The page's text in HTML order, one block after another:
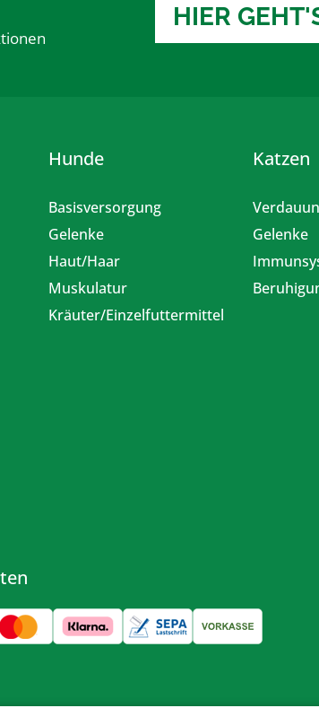
HIER
Hunde
Basisversorgung
Gelenke
Haut/Haar
Muskulatur
Kräuter/Einzelfuttermittel
Katzen
Gelenke